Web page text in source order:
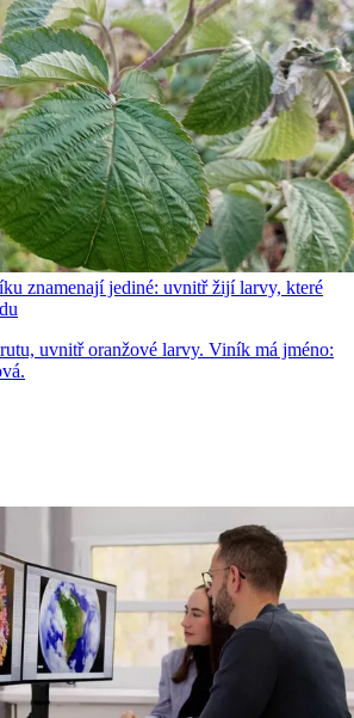
znamenají jediné: uvnitř žijí larvy, které
uvnitř oranžové larvy. Viník má jméno: